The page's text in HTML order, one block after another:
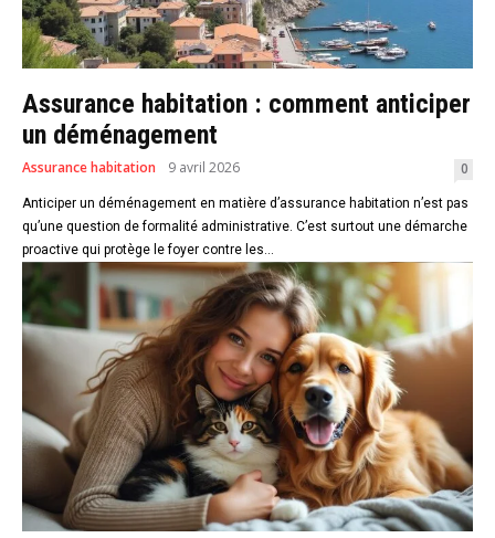
Assurance habitation : comment anticiper
un déménagement
Assurance habitation 9 avril 2026 0
Anticiper un déménagement en matière d’assurance habitation n’est pas
qu’une question de formalité administrative. C’est surtout une démarche
proactive qui protège le foyer contre les...